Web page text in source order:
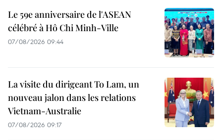
Le 59e anniversaire de l'ASEAN
célébré à Hô Chi Minh-Ville
07/08/2026 09:44
La visite du dirigeant To Lam, un
nouveau jalon dans les relations
Vietnam-Australie
07/08/2026 09:17